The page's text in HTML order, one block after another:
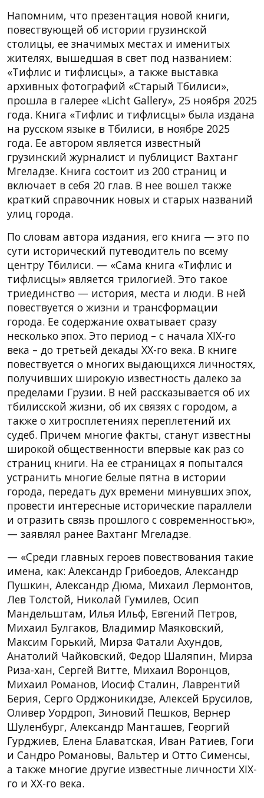
Напомним, что презентация новой книги,
повествующей об истории грузинской
столицы, ее значимых местах и именитых
жителях, вышедшая в свет под названием:
«Тифлис и тифлисцы», а также выставка
архивных фотографий «Старый Тбилиси»,
прошла в галерее «Licht Gallery», 25 ноября 2025
года. Книга «Тифлис и тифлисцы» была издана
на русском языке в Тбилиси, в ноябре 2025
года. Ее автором является известный
грузинский журналист и публицист Вахтанг
Мгеладзе. Книга состоит из 200 страниц и
включает в себя 20 глав. В нее вошел также
краткий справочник новых и старых названий
улиц города.
По словам автора издания, его книга — это по
сути исторический путеводитель по всему
центру Тбилиси. — «Сама книга «Тифлис и
тифлисцы» является трилогией. Это такое
триединство — история, места и люди. В ней
повествуется о жизни и трансформации
города. Ее содержание охватывает сразу
несколько эпох. Это период – с начала XIX-го
века – до третьей декады XX-го века. В книге
повествуется о многих выдающихся личностях,
получивших широкую известность далеко за
пределами Грузии. В ней рассказывается об их
тбилисской жизни, об их связях с городом, а
также о хитросплетениях переплетений их
судеб. Причем многие факты, станут известны
широкой общественности впервые как раз со
страниц книги. На ее страницах я попытался
устранить многие белые пятна в истории
города, передать дух времени минувших эпох,
провести интересные исторические параллели
и отразить связь прошлого с современностью»,
— заявлял ранее Вахтанг Мгеладзе.
— «Среди главных героев повествования такие
имена, как: Александр Грибоедов, Александр
Пушкин, Александр Дюма, Михаил Лермонтов,
Лев Толстой, Николай Гумилев, Осип
Мандельштам, Илья Ильф, Евгений Петров,
Михаил Булгаков, Владимир Маяковский,
Максим Горький, Мирза Фатали Ахундов,
Анатолий Чайковский, Федор Шаляпин, Мирза
Риза-хан, Сергей Витте, Михаил Воронцов,
Михаил Романов, Иосиф Сталин, Лаврентий
Берия, Серго Орджоникидзе, Алексей Брусилов,
Оливер Уордроп, Зиновий Пешков, Вернер
Шуленбург, Александр Манташев, Георгий
Гурджиев, Елена Блаватская, Иван Ратиев, Гоги
и Сандро Романовы, Вальтер и Отто Сименсы,
а также многие другие известные личности XIX-
го и XX-го века.